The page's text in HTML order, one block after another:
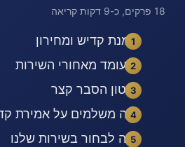
18 פרקים, כ-9 דקות קריאה
הזמנת קדיש ומחירון
מי עומד מאחורי השירות
סרטון הסבר קצר
כמה משלמים על אמירת
למה לבחור בשירות שלנו